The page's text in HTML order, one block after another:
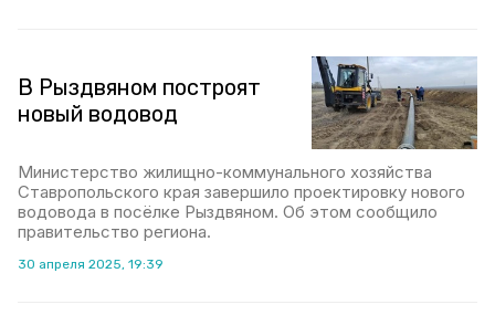
В Рыздвяном построят
новый водовод
Министерство жилищно-коммунального хозяйства
Ставропольского края завершило проектировку нового
водовода в посёлке Рыздвяном. Об этом сообщило
правительство региона.
30 апреля 2025, 19:39